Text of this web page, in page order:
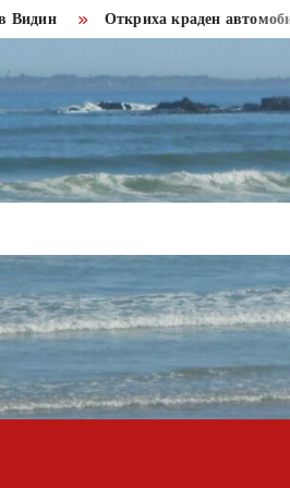
Откриха краден автомобил